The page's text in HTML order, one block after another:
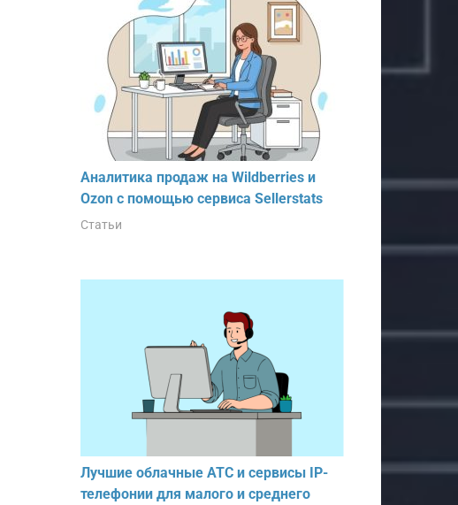
Аналитика продаж на Wildberries и
Ozon с помощью сервиса Sellerstats
Статьи
Лучшие облачные АТС и сервисы IP-
телефонии для малого и среднего